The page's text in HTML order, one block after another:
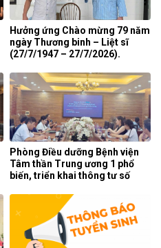
Hưởng ứng Chào mừng 79 năm
ngày Thương binh – Liệt sĩ
(27/7/1947 – 27/7/2026).
Phòng Điều dưỡng Bệnh viện
Tâm thần Trung ương 1 phổ
biến, triển khai thông tư số
chuyên môn của điều dưỡng.